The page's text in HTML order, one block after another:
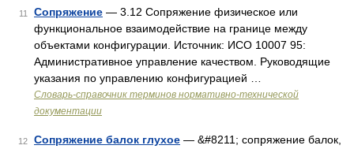
11 Сопряжение — 3.12 Сопряжение физическое или
функциональное взаимодействие на границе между
объектами конфигурации. Источник: ИСО 10007 95:
Административное управление качеством. Руководящие
указания по управлению конфигурацией …
Словарь-справочник терминов нормативно-технической
документации
12 Сопряжение балок глухое — &#8211; сопряжение балок,